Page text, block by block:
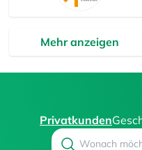
Mehr anzeigen
Privatkunden
Search